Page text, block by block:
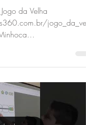
da Velha
jogo_da_velh